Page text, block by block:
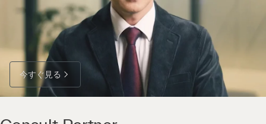
今すぐ見る